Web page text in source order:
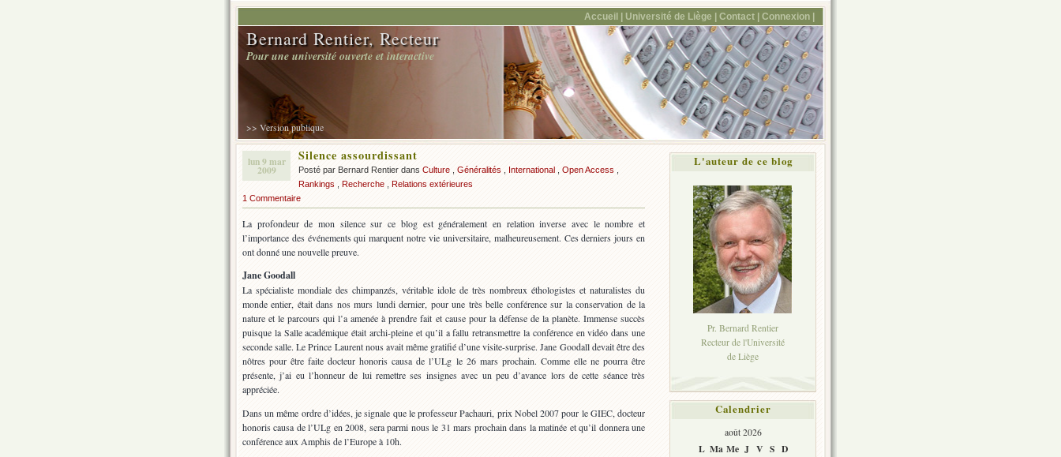
Accueil | Université de Liège | Contact | Connexion |
Bernard Rentier, Recteur
Pour une université ouverte et interactive
>> Version publique
lun 9 mar
2009
Silence assourdissant
Posté par Bernard Rentier dans Culture Généralités International Open Access
Rankings
Recherche
Relations extérieures
1 Commentaire
La profondeur de mon silence sur ce blog est généralement en relation inverse avec le nombre et
l’importance des événements qui marquent notre vie universitaire, malheureusement. Ces derniers jours en
ont donné une nouvelle preuve.
Jane Goodall
La spécialiste mondiale des chimpanzés, véritable idole de très nombreux éthologistes et naturalistes du
monde entier, était dans nos murs lundi dernier, pour une très belle conférence sur la conservation de la
nature et le parcours qui l’a amenée à prendre fait et cause pour la défense de la planète. Immense succès
puisque la Salle académique était archi-pleine et qu’il a fallu retransmettre la conférence en vidéo dans une
seconde salle. Le Prince Laurent nous avait même gratifié d’une visite-surprise. Jane Goodall devait être des
nôtres pour être faite docteur honoris causa de l’ULg le 26 mars prochain. Comme elle ne pourra être
présente, j’ai eu l’honneur de lui remettre ses insignes avec un peu d’avance lors de cette séance très
appréciée.
Dans un même ordre d’idées, je signale que le professeur Pachauri, prix Nobel 2007 pour le GIEC, docteur
honoris causa de l’ULg en 2008, sera parmi nous le 31 mars prochain dans la matinée et qu’il donnera une
conférence aux Amphis de l’Europe à 10h.
L'auteur de ce blog
Pr. Bernard Rentier
Recteur de l'Université
de Liège
Calendrier
août 2026
L Ma Me J V S D